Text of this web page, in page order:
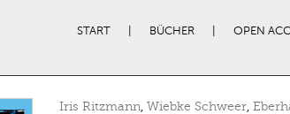
START BÜCHER OPEN
Iris Ritzmann, Wiebke Schweer,